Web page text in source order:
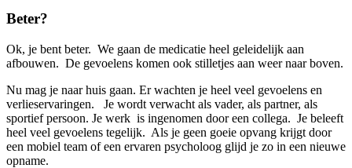
Beter?
Ok, je bent beter. We gaan de medicatie heel geleidelijk aan
afbouwen. De gevoelens komen ook stilletjes aan weer naar boven.
Nu mag je naar huis gaan. Er wachten je heel veel gevoelens en
verlieservaringen. Je wordt verwacht als vader, als partner, als
sportief persoon. Je werk is ingenomen door een collega. Je beleeft
heel veel gevoelens tegelijk. Als je geen goeie opvang krijgt door
een mobiel team of een ervaren psycholoog glijd je zo in een nieuwe
opname.